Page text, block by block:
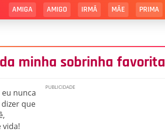
AMIGA AMIGO IRMÃ MÃE PRIMA
minha sobrinha favorita
nunca
que